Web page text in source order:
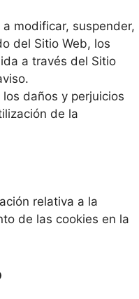
modificar, suspender,
del Sitio Web, los
a través del Sitio
daños y perjuicios
de la
relativa a la
de las cookies en la